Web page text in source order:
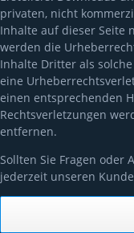
privaten, nicht
Inhalte auf dieser Seite
werden die
Inhalte Dritter als
eine
einen entsprechenden
Rechtsverletzungen
entfernen.
Sollten Sie Fragen oder
jederzeit unseren